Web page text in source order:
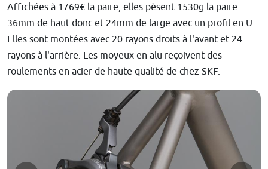
Affichées à 1769€ la paire, elles pèsent 1530g la paire.
36mm de haut donc et 24mm de large avec un profil en U.
Elles sont montées avec 20 rayons droits à l'avant et 24
rayons à l'arrière. Les moyeux en alu reçoivent des
roulements en acier de haute qualité de chez SKF.